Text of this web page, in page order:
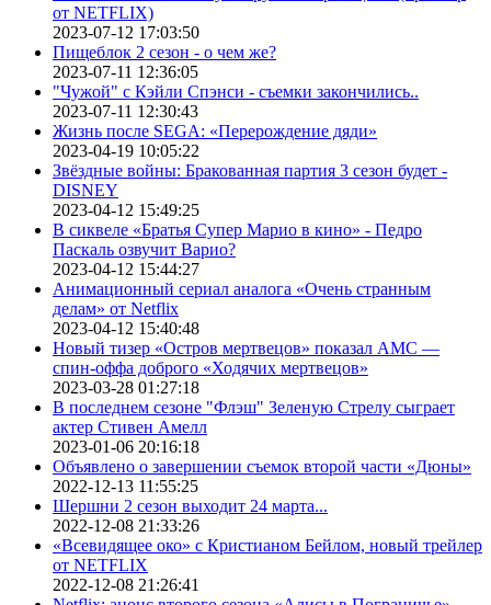
от NETFLIX)
2023-07-12 17:03:50
Пищеблок 2 сезон - о чем же?
2023-07-11 12:36:05
"Чужой" с Кэйли Спэнси - съемки закончились..
2023-07-11 12:30:43
Жизнь после SEGA: «Перерождение дяди»
2023-04-19 10:05:22
Звёздные войны: Бракованная партия 3 сезон будет -
DISNEY
2023-04-12 15:49:25
В сиквеле «Братья Супер Марио в кино» - Педро
Паскаль озвучит Варио?
2023-04-12 15:44:27
Анимационный сериал аналога «Очень странным
делам» от Netflix
2023-04-12 15:40:48
Новый тизер «Остров мертвецов» показал АМС —
спин-оффа доброго «Ходячих мертвецов»
2023-03-28 01:27:18
В последнем сезоне "Флэш" Зеленую Стрелу сыграет
актер Стивен Амелл
2023-01-06 20:16:18
Объявлено о завершении съемок второй части «Дюны»
2022-12-13 11:55:25
Шершни 2 сезон выходит 24 марта...
2022-12-08 21:33:26
«Всевидящее око» с Кристианом Бейлом, новый трейлер
от NETFLIX
2022-12-08 21:26:41